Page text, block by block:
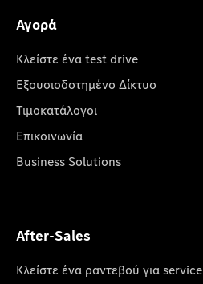
Αγορά
Κλείστε ένα test drive
Εξουσιοδοτημένο Δίκτυο
Τιμοκατάλογοι
Επικοινωνία
Business Solutions
After-Sales
Κλείστε ένα ραντεβού για service